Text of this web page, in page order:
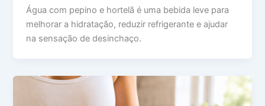
Água com pepino e hortelã é uma bebida leve para
melhorar a hidratação, reduzir refrigerante e ajudar
na sensação de desinchaço.